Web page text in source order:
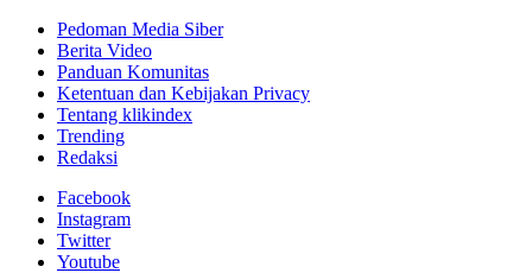
Pedoman Media Siber
Berita Video
Panduan Komunitas
Ketentuan dan Kebijakan Privacy
Tentang klikindex
Trending
Redaksi
Facebook
Instagram
Twitter
Youtube